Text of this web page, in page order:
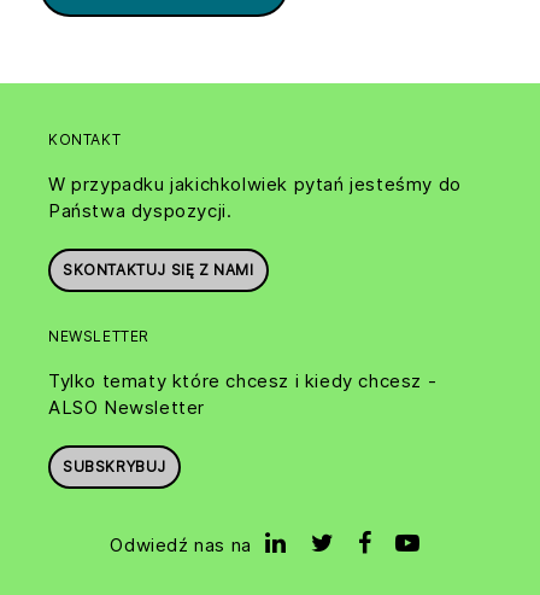
KONTAKT
W przypadku jakichkolwiek pytań jesteśmy do
Państwa dyspozycji.
SKONTAKTUJ SIĘ Z NAMI
NEWSLETTER
Tylko tematy które chcesz i kiedy chcesz -
ALSO Newsletter
SUBSKRYBUJ
Odwiedź nas na